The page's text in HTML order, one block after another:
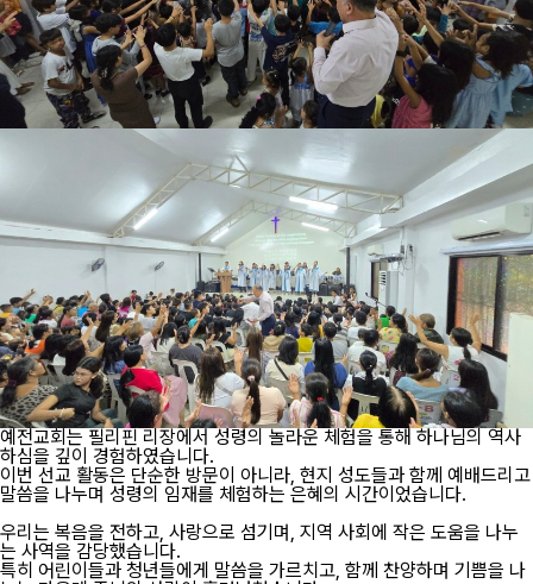
예전교회는 필리핀 리장에서 성령의 놀라운 체험을 통해 하나님의 역사
하심을 깊이 경험하였습니다.
이번 선교 활동은 단순한 방문이 아니라, 현지 성도들과 함께 예배드리고
말씀을 나누며 성령의 임재를 체험하는 은혜의 시간이었습니다.
우리는 복음을 전하고, 사랑으로 섬기며, 지역 사회에 작은 도움을 나누
는 사역을 감당했습니다.
특히 어린이들과 청년들에게 말씀을 가르치고, 함께 찬양하며 기쁨을 나